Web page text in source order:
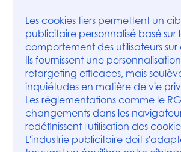
Les cookies tiers permettent un
publicitaire personnalisé basé sur
comportement des utilisateurs sur
Ils fournissent une
retargeting efficaces, mais
inquiétudes en matière de vie
Les réglementations comme le
changements dans les
redéfinissent l'utilisation des
L'industrie publicitaire doit